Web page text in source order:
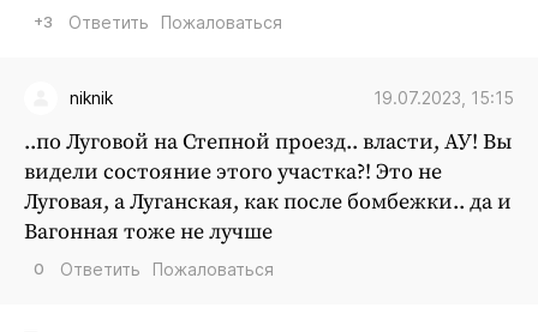
+3 Ответить Пожаловаться
niknik 19.07.2023, 15:15
..по Луговой на Степной проезд.. власти, АУ! Вы
видели состояние этого участка?! Это не
Луговая, а Луганская, как после бомбежки.. да и
Вагонная тоже не лучше
0 Ответить Пожаловаться